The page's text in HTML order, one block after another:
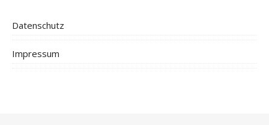
Datenschutz
Impressum